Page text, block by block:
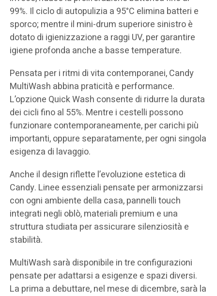
99%. Il ciclo di autopulizia a 95°C elimina batteri e
sporco; mentre il mini-drum superiore sinistro è
dotato di igienizzazione a raggi UV, per garantire
igiene profonda anche a basse temperature.
Pensata per i ritmi di vita contemporanei, Candy
MultiWash abbina praticità e performance.
L’opzione Quick Wash consente di ridurre la durata
dei cicli fino al 55%. Mentre i cestelli possono
funzionare contemporaneamente, per carichi più
importanti, oppure separatamente, per ogni singola
esigenza di lavaggio.
Anche il design riflette l’evoluzione estetica di
Candy. Linee essenziali pensate per armonizzarsi
con ogni ambiente della casa, pannelli touch
integrati negli oblò, materiali premium e una
struttura studiata per assicurare silenziosità e
stabilità.
MultiWash sarà disponibile in tre configurazioni
pensate per adattarsi a esigenze e spazi diversi.
La prima a debuttare, nel mese di dicembre, sarà la